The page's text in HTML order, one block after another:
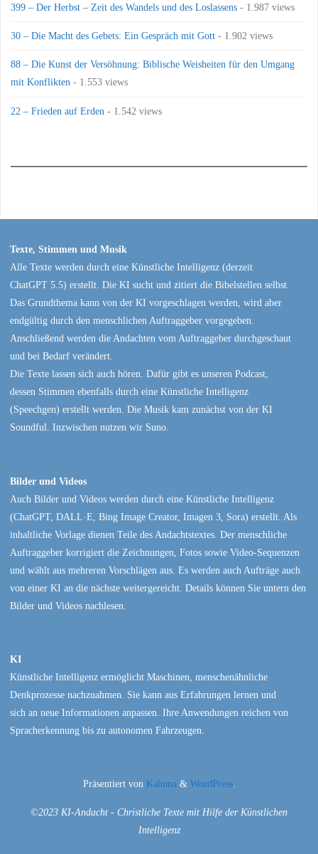
399 – Der Herbst – Zeit des Wandels und des Loslassens - 1.987 views
30 – Die Macht des Gebets: Ein Gespräch mit Gott - 1.902 views
88 – Die Kunst der Versöhnung: Biblische Weisheiten für den Umgang
mit Konflikten - 1.553 views
22 – Frieden auf Erden - 1.542 views
Texte, Stimmen und Musik
Alle Texte werden durch eine Künstliche Intelligenz (derzeit
ChatGPT 5.5) erstellt. Die KI sucht und zitiert die Bibelstellen selbst.
Das Grundthema kann von der KI vorgeschlagen werden, wird aber
endgültig durch den menschlichen Auftraggeber vorgegeben.
Anschließend werden die Andachten vom Auftraggeber durchgeschaut
und bei Bedarf verändert.
Die Texte lassen sich auch hören. Dafür gibt es unseren Podcast,
dessen Stimmen ebenfalls durch eine Künstliche Intelligenz
(Speechgen) erstellt werden. Die Musik kam zunächst von der KI
Soundful. Inzwischen nutzen wir Suno.
Bilder und Videos
Auch Bilder und Videos werden durch eine Künstliche Intelligenz
(ChatGPT, DALL·E, Bing Image Creator, Imagen 3, Sora) erstellt. Als
inhaltliche Vorlage dienen Teile des Andachtstextes. Der menschliche
Auftraggeber korrigiert die Zeichnungen, Fotos sowie Video-Sequenzen
und wählt aus mehreren Vorschlägen aus. Es werden auch Aufträge auch
von einer KI an die nächste weitergereicht. Details können Sie untern den
Bilder und Videos nachlesen.
KI
Künstliche Intelligenz ermöglicht Maschinen, menschenähnliche
Denkprozesse nachzuahmen. Sie kann aus Erfahrungen lernen und
sich an neue Informationen anpassen. Ihre Anwendungen reichen von
Spracherkennung bis zu autonomen Fahrzeugen.
Präsentiert vonKahuna& WordPress.
©2023 KI-Andacht - Christliche Texte mit Hilfe der Künstlichen
Intelligenz